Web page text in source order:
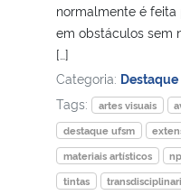
Ministério da Ciência,
Ministério do Turismo
Ministério do Desenvolvimento
normalmente é feita
em obstáculos sem
[…]
Categoria: Destaque
Tags:
artes visuais
destaque ufsm
materiais artísticos
tintas